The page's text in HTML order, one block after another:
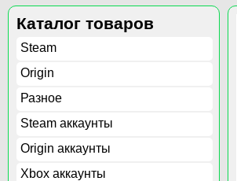
Каталог товаров
Steam
Origin
Разное
Steam аккаунты
Origin аккаунты
Xbox аккаунты